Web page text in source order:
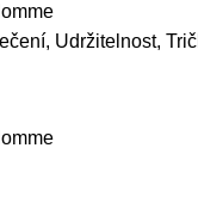
Udržitelnost,